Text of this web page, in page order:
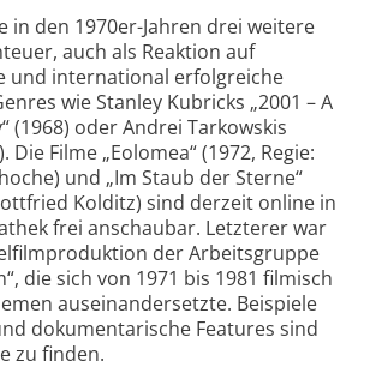
in den 1970er-Jahren drei weitere
auch als Reaktion auf
und international erfolgreiche
wie Stanley Kubricks „2001 – A
(1968) oder Andrei Tarkowskis
Die Filme „Eolomea“ (1972, Regie:
und „Im Staub der Sterne“
Kolditz) sind derzeit online in
frei anschaubar. Letzterer war
der Arbeitsgruppe
die sich von 1971 bis 1981 filmisch
auseinandersetzte. Beispiele
dokumentarische Features sind
zu finden.